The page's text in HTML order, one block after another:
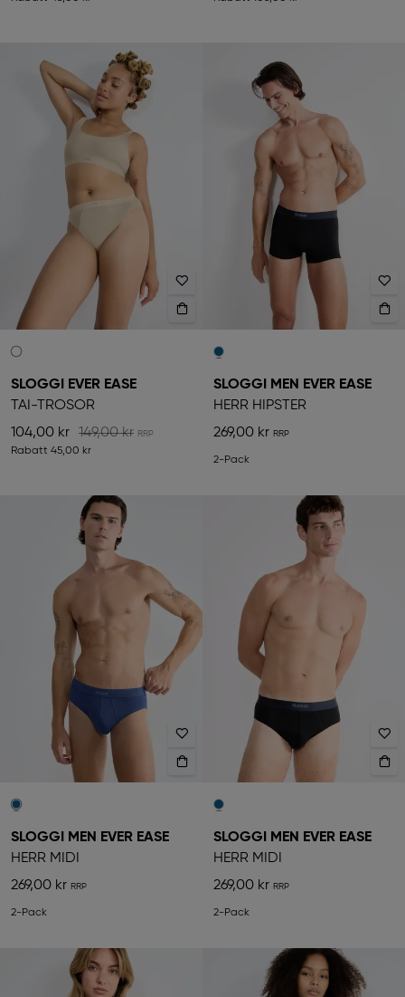
SLOGGI EVER EASE
TAI-TROSOR
104,00 kr
149,00 kr
Rabatt 45,00 kr
SLOGGI MEN EVER EASE
HERR HIPSTER
269,00 kr
2-Pack
SLOGGI MEN EVER EASE
HERR MIDI
269,00 kr
2-Pack
SLOGGI MEN EVER EASE
HERR MIDI
269,00 kr
2-Pack